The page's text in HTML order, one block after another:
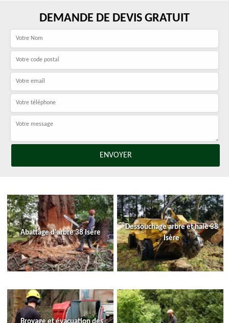
DEMANDE DE DEVIS GRATUIT
Abattage d'arbre 38 Isère
Dessouchage arbre et haie 38
Isère